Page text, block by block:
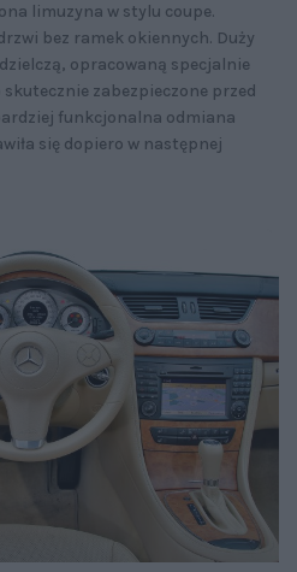
limuzyna w stylu coupe.
bez ramek okiennych. Duży
opracowaną specjalnie
skutecznie zabezpieczone przed
funkcjonalna odmiana
się dopiero w następnej